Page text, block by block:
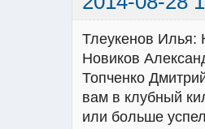
Тлеукенов Илья:
Новиков
Топченко
вам в клубный
или больше